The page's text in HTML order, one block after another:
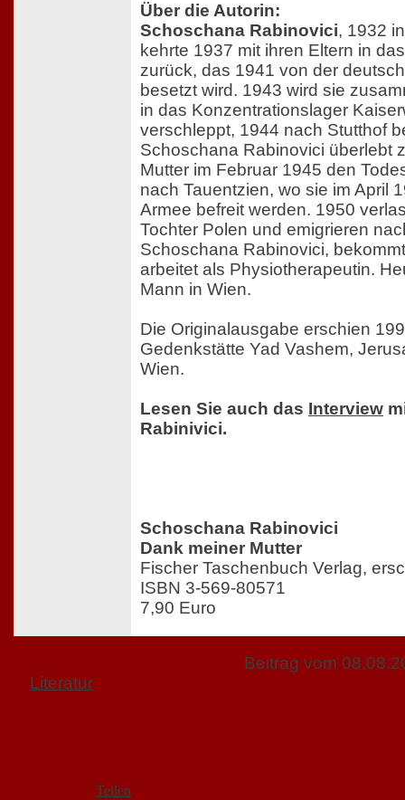
Über die Autorin:
Schoschana Rabinovici, 1932
kehrte 1937 mit ihren Eltern in
zurück, das 1941 von der
besetzt wird. 1943 wird sie
in das Konzentrationslager
verschleppt, 1944 nach Stutthof
Schoschana Rabinovici überlebt
Mutter im Februar 1945 den
nach Tauentzien, wo sie im April
Armee befreit werden. 1950
Tochter Polen und emigrieren
Schoschana Rabinovici,
arbeitet als Physiotherapeutin.
Mann in Wien.
Die Originalausgabe erschien
Gedenkstätte Yad Vashem,
Wien.
Lesen Sie auch das Interview
Rabinivici.
Schoschana Rabinovici
Dank meiner Mutter
Fischer Taschenbuch Verlag,
ISBN 3-569-80571
7,90 Euro
Literatur
Beitrag vom
Teilen